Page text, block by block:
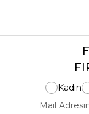
Kadın
Mail